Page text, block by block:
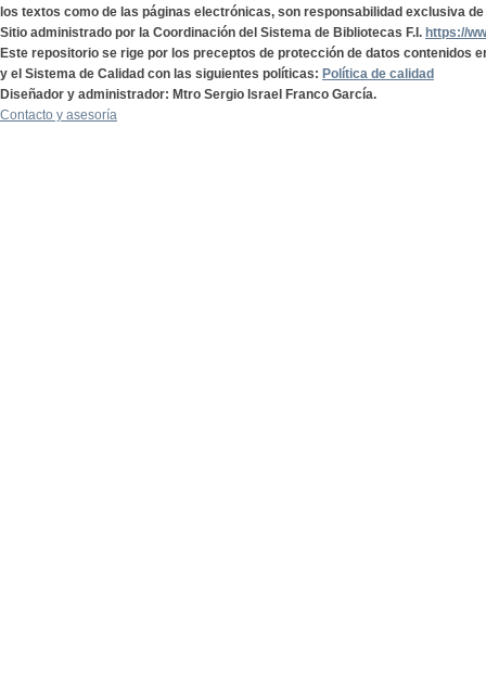
los textos como de las páginas electrónicas, son responsabilidad exclusiva
Sitio administrado por la Coordinación del Sistema de Bibliotecas F.I. https://
Este repositorio se rige por los preceptos de protección de datos contenidos
y el Sistema de Calidad con las siguientes políticas: Política de calidad
Diseñador y administrador: Mtro Sergio Israel Franco García.
Contacto y asesoría